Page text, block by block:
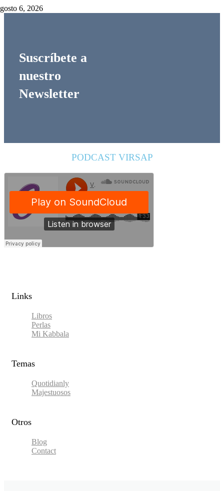
6, 2026
Suscríbete a
nuestro
Newsletter
PODCAST VIRSAP
Links​
Libros
Perlas
Mi Kabbala
Temas
Quotidianly
Majestuosos
Otros
Blog
Contact